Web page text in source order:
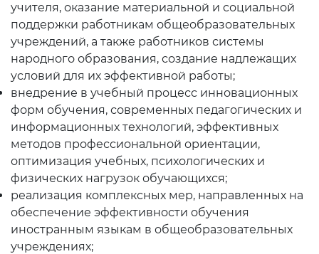
Интерактивные услуги
Электронный дневник
Прием в 1 класс
Электронный аттестат
Электронная библиотека
Единая электронная
система
Повышение
квалификации
учителя, оказание материальной и социальной
поддержки работникам общеобразовательных
учреждений, а также работников системы
народного образования, создание надлежащих
условий для их эффективной работы;
внедрение в учебный процесс инновационных
форм обучения, современных педагогических и
информационных технологий, эффективных
методов профессиональной ориентации,
оптимизация учебных, психологических и
физических нагрузок обучающихся;
реализация комплексных мер, направленных на
обеспечение эффективности обучения
иностранным языкам в общеобразовательных
учреждениях;